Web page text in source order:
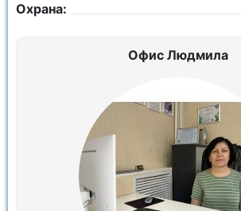
Охрана:
Офис Людмила